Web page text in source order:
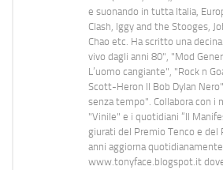
e suonando in tutta Italia,
Clash, Iggy and the Stooges,
Chao etc. Ha scritto una
vivo dagli anni 80", "Mod
L’uomo cangiante", "Rock n
Scott-Heron Il Bob Dylan
senza tempo". Collabora con i
"Vinile" e i quotidiani “Il
giurati del Premio Tenco e del
anni aggiorna
www.tonyface.blogspot.it